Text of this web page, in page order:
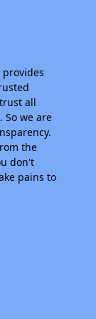
provides
all
So we are
the
don't
pains to